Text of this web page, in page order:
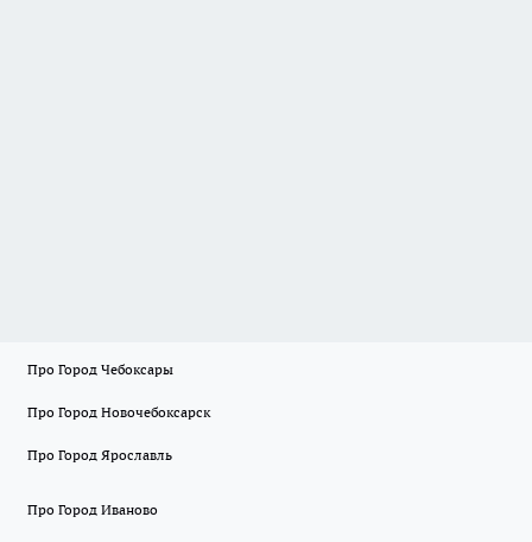
Про Город Чебоксары
Про Город Новочебоксарск
Про Город Ярославль
Про Город Иваново